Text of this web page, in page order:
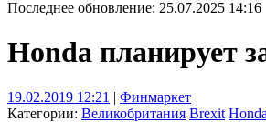
Последнее обновление: 25.07.2025 14:16
Honda планирует
19.02.2019 12:21 | Финмаркет
Категории: Великобритания Brexit Honda